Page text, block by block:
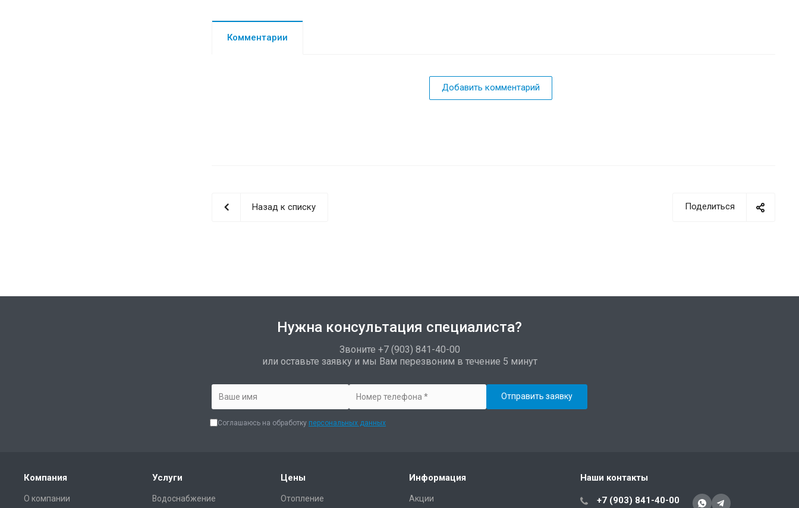
Комментарии
Добавить комментарий
Поделиться
Назад к списку
Нужна консультация специалиста?
Звоните +7 (903) 841-40-00
или оставьте заявку и мы Вам перезвоним в течение 5 минут
Соглашаюсь на обработку персональных данных
Компания
О компании
Услуги
Водоснабжение
Цены
Отопление
Информация
Акции
Наши контакты
+7 (903) 841-40-00